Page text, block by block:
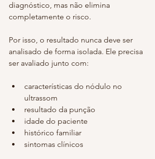
diagnóstico, mas não elimina
completamente o risco.
Por isso, o resultado nunca deve ser
analisado de forma isolada. Ele precisa
ser avaliado junto com:
características do nódulo no
ultrassom
resultado da punção
idade do paciente
histórico familiar
sintomas clínicos